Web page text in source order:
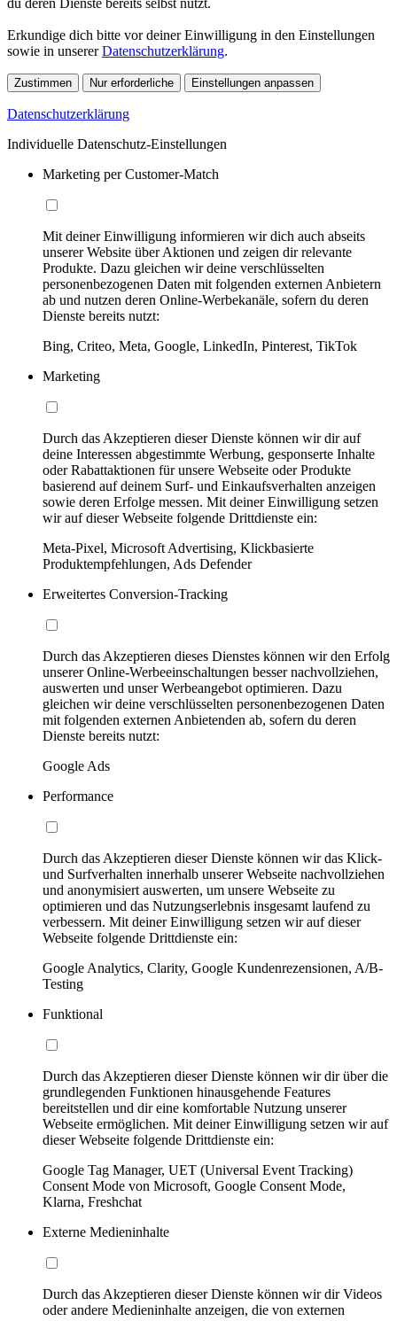
Erkundige dich bitte vor deiner Einwilligung in den Einstellungen
sowie in unsererDatenschutzerklärung.
Zustimmen Nur erforderliche Einstellungen anpassen
Datenschutzerklärung
Individuelle Datenschutz-Einstellungen
Marketing per Customer-Match
Mit deiner Einwilligung informieren wir dich auch abseits
unserer Website über Aktionen und zeigen dir relevante
Produkte. Dazu gleichen wir deine verschlüsselten
personenbezogenen Daten mit folgenden externen Anbietern
ab und nutzen deren Online-Werbekanäle, sofern du deren
Dienste bereits nutzt:
Bing, Criteo, Meta, Google, LinkedIn, Pinterest, TikTok
Marketing
Durch das Akzeptieren dieser Dienste können wir dir auf
deine Interessen abgestimmte Werbung, gesponserte Inhalte
oder Rabattaktionen für unsere Webseite oder Produkte
basierend auf deinem Surf- und Einkaufsverhalten anzeigen
sowie deren Erfolge messen. Mit deiner Einwilligung setzen
wir auf dieser Webseite folgende Drittdienste ein:
Meta-Pixel, Microsoft Advertising, Klickbasierte
Produktempfehlungen, Ads Defender
Erweitertes Conversion-Tracking
Durch das Akzeptieren dieses Dienstes können wir den Erfolg
unserer Online-Werbeeinschaltungen besser nachvollziehen,
auswerten und unser Werbeangebot optimieren. Dazu
gleichen wir deine verschlüsselten personenbezogenen Daten
mit folgenden externen Anbietenden ab, sofern du deren
Dienste bereits nutzt:
Google Ads
Performance
Durch das Akzeptieren dieser Dienste können wir das Klick-
und Surfverhalten innerhalb unserer Webseite nachvollziehen
und anonymisiert auswerten, um unsere Webseite zu
optimieren und das Nutzungserlebnis insgesamt laufend zu
verbessern. Mit deiner Einwilligung setzen wir auf dieser
Webseite folgende Drittdienste ein:
Google Analytics, Clarity, Google Kundenrezensionen, A/B-
Testing
Funktional
Durch das Akzeptieren dieser Dienste können wir dir über die
grundlegenden Funktionen hinausgehende Features
bereitstellen und dir eine komfortable Nutzung unserer
Webseite ermöglichen. Mit deiner Einwilligung setzen wir auf
dieser Webseite folgende Drittdienste ein:
Google Tag Manager, UET (Universal Event Tracking)
Consent Mode von Microsoft, Google Consent Mode,
Klarna, Freshchat
Externe Medieninhalte
Durch das Akzeptieren dieser Dienste können wir dir Videos
oder andere Medieninhalte anzeigen, die von externen